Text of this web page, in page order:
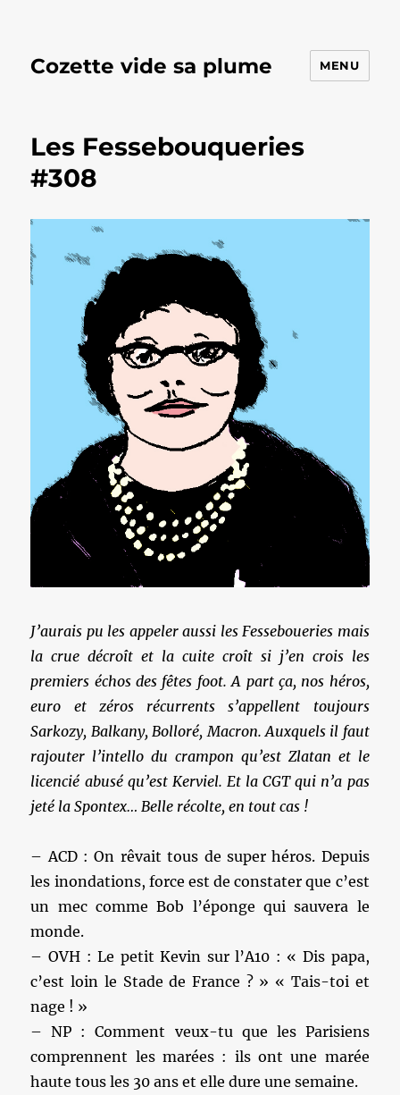
Cozette vide sa plume MENU
Les Fessebouqueries
#308
J’aurais pu les appeler aussi les Fesseboueries mais
la crue décroît et la cuite croît si j’en crois les
premiers échos des fêtes foot. A part ça, nos héros,
euro et zéros récurrents s’appellent toujours
Sarkozy, Balkany, Bolloré, Macron. Auxquels il faut
rajouter l’intello du crampon qu’est Zlatan et le
licencié abusé qu’est Kerviel. Et la CGT qui n’a pas
jeté la Spontex… Belle récolte, en tout cas !
– ACD : On rêvait tous de super héros. Depuis
les inondations, force est de constater que c’est
un mec comme Bob l’éponge qui sauvera le
monde.
– OVH : Le petit Kevin sur l’A10 : « Dis papa,
c’est loin le Stade de France ? » « Tais-toi et
nage ! »
– NP : Comment veux-tu que les Parisiens
comprennent les marées : ils ont une marée
haute tous les 30 ans et elle dure une semaine.